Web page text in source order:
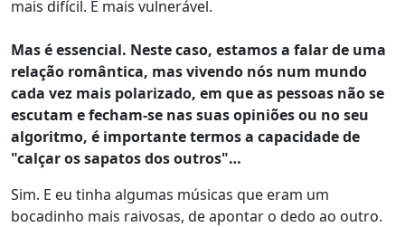
mais difícil. É mais vulnerável.
Mas é essencial. Neste caso, estamos a falar de uma
relação romântica, mas vivendo nós num mundo
cada vez mais polarizado, em que as pessoas não se
escutam e fecham-se nas suas opiniões ou no seu
algoritmo, é importante termos a capacidade de
"calçar os sapatos dos outros"…
Sim. E eu tinha algumas músicas que eram um
bocadinho mais raivosas, de apontar o dedo ao outro.